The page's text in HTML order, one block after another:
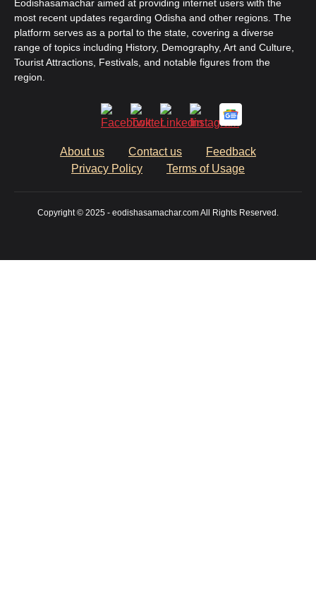
Eodishasamachar aimed at providing internet users with the
most recent updates regarding Odisha and other regions. The
platform serves as a portal to the state, covering a diverse
range of topics including History, Demography, Art and Culture,
Tourist Attractions, Festivals, and notable figures from the
region.
About us Contact us
Feedback
Privacy Policy
Terms of Usage
Copyright © 2025 - eodishasamachar.com All Rights Reserved.